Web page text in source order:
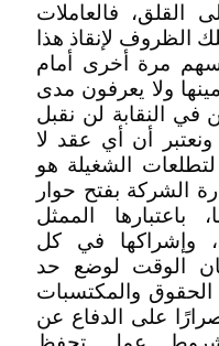
القلق، فالعاملات
الظروف لإنقاذ هذا
مرة أخرى أمام
ولا يعرفون مدى
في النقابة لن نقبل
أن أي عقد لا
الشغيلة هو
الشركة بفتح حوار
الممثل
وإشراكها في كل
الوقت لوضع حد
الحقوق والمكتسبات
على الدفاع عن